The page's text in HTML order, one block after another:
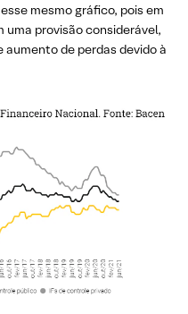
mesmo gráfico, pois em
uma provisão considerável,
de perdas devido à